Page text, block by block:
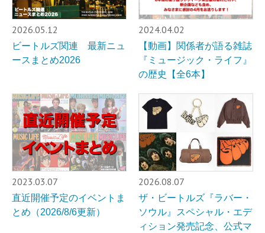
2026.05.12
ビートルズ関連 最新ニュ
ースまとめ2026
2024.04.02
【動画】関係者が語る雑誌
『ミュージック・ライフ』
の歴史【全6本】
2023.03.07
直近開催予定のイベントま
とめ（2026/8/6更新）
2026.08.07
ザ・ビートルズ『ラバー・
ソウル』スペシャル・エデ
ィション発売記念、公式マ